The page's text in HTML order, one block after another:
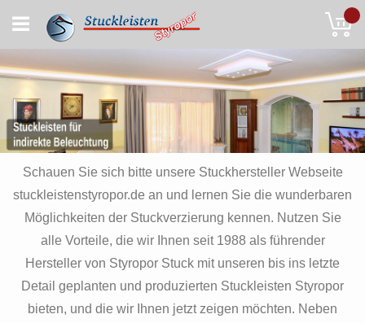
to
Content
Schauen Sie sich bitte unsere Stuckhersteller Webseite
stuckleistenstyropor.de an und lernen Sie die wunderbaren
Möglichkeiten der Stuckverzierung kennen. Nutzen Sie
alle Vorteile, die wir Ihnen seit 1988 als führender
Hersteller von Styropor Stuck mit unseren bis ins letzte
Detail geplanten und produzierten Stuckleisten Styropor
bieten, und die wir Ihnen jetzt zeigen möchten. Neben